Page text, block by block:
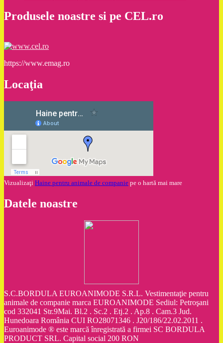
Produsele noastre si pe CEL.ro
https://www.emag.ro
Locaţia
Vizualizaţi Haine pentru animale de companie pe o hartă mai mare
Datele noastre
S.C.BORDULA EUROANIMODE S.R.L. Vestimentaţie pentru
animale de companie marca EUROANIMODE Sediul: Petroşani
cod 332041 Str.9Mai. Bl.2 . Sc.2 . Etj.2 . Ap.8 . Cam.3 Jud.
Hunedoara România CUI RO28071346 . J20/186/22.02.2011 .
Euroanimode ® este marcă înregistrată a firmei SC BORDULA
PRODUCT SRL. Capital social 200 RON